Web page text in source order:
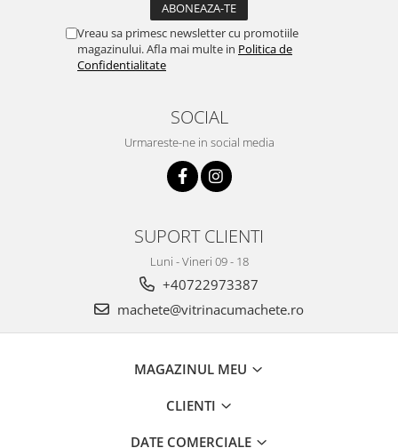
Vreau sa primesc newsletter cu promotiile
magazinului. Afla mai multe in Politica de
Confidentialitate
SOCIAL
Urmareste-ne in social media
SUPORT CLIENTI
Luni - Vineri 09 - 18
+40722973387
machete@vitrinacumachete.ro
MAGAZINUL MEU
CLIENTI
DATE COMERCIALE